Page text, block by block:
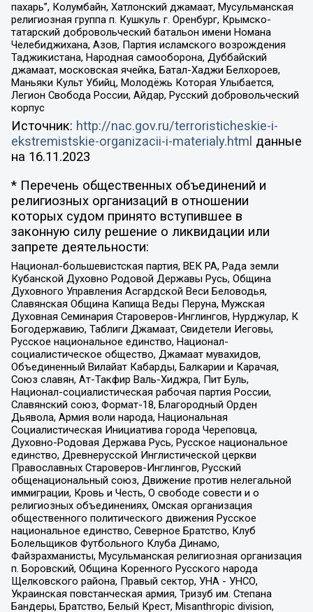
пахарь”, Колумбайн, Хатлонский джамаат, Мусульманская
религиозная группа п. Кушкуль г. Оренбург, Крымско-
татарский добровольческий батальон имени Номана
Челебиджихана, Азов, Партия исламского возрождения
Таджикистана, Народная самооборона, Дуббайский
джамаат, московская ячейка, Батал-Хаджи Белхороев,
Маньяки Культ Убийц, Молодёжь Которая Улыбается,
Легион Свобода России, Айдар, Русский добровольческий
корпус
Источник: http://nac.gov.ru/terroristicheskie-i-
ekstremistskie-organizacii-i-materialy.html данные
на 16.11.2023
* Перечень общественных объединений и
религиозных организаций в отношении
которых судом принято вступившее в
законную силу решение о ликвидации или
запрете деятельности:
Национал-большевистская партия, ВЕК РА, Рада земли
Кубанской Духовно Родовой Державы Русь, Община
Духовного Управления Асгардской Веси Беловодья,
Славянская Община Капища Веды Перуна, Мужская
Духовная Семинария Староверов-Инглингов, Нурджулар, К
Богодержавию, Таблиги Джамаат, Свидетели Иеговы,
Русское национальное единство, Национал-
социалистическое общество, Джамаат мувахидов,
Объединенный Вилайат Кабарды, Балкарии и Карачая,
Союз славян, Ат-Такфир Валь-Хиджра, Пит Буль,
Национал-социалистическая рабочая партия России,
Славянский союз, Формат-18, Благородный Орден
Дьявола, Армия воли народа, Национальная
Социалистическая Инициатива города Череповца,
Духовно-Родовая Держава Русь, Русское национальное
единство, Древнерусской Инглистической церкви
Православных Староверов-Инглингов, Русский
общенациональный союз, Движение против нелегальной
иммиграции, Кровь и Честь, О свободе совести и о
религиозных объединениях, Омская организация
общественного политического движения Русское
национальное единство, Северное Братство, Клуб
Болельщиков Футбольного Клуба Динамо,
Файзрахманисты, Мусульманская религиозная организация
п. Боровский, Община Коренного Русского народа
Щелковского района, Правый сектор, УНА - УНСО,
Украинская повстанческая армия, Тризуб им. Степана
Бандеры, Братство, Белый Крест, Misanthropic division,